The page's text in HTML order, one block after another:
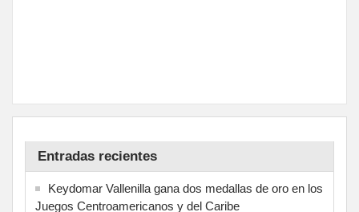
Entradas recientes
Keydomar Vallenilla gana dos medallas de oro en los
Juegos Centroamericanos y del Caribe